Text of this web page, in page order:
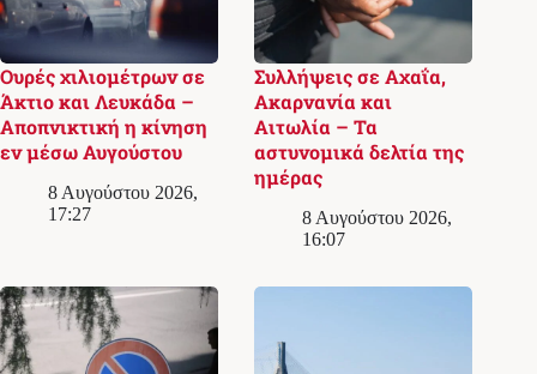
Ουρές χιλιομέτρων σε
Άκτιο και Λευκάδα –
Αποπνικτική η κίνηση
εν μέσω Αυγούστου
8 Αυγούστου 2026,
17:27
Συλλήψεις σε Αχαΐα,
Ακαρνανία και
Αιτωλία – Τα
αστυνομικά δελτία της
ημέρας
8 Αυγούστου 2026,
16:07